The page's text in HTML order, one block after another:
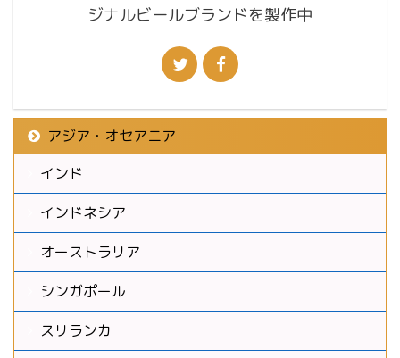
ジナルビールブランドを製作中
アジア・オセアニア
インド
インドネシア
オーストラリア
シンガポール
スリランカ